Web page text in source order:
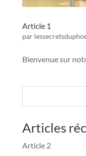
Article 1
par
Bienvenue sur
Articles
Article 2